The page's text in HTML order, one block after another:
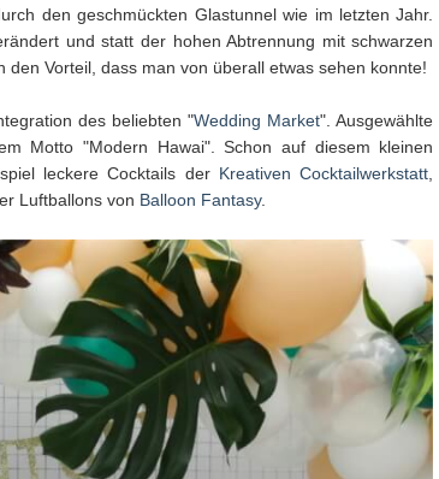
den geschmückten Glastunnel wie im letzten Jahr.
und statt der hohen Abtrennung mit schwarzen
Vorteil, dass man von überall etwas sehen konnte!
des beliebten "Wedding Market". Ausgewählte
Motto "Modern Hawai". Schon auf diesem kleinen
leckere Cocktails der Kreativen Cocktailwerkstatt
Luftballons von Balloon Fantasy.